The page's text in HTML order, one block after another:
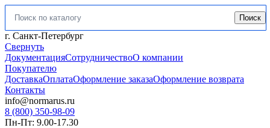
Искать: Поиск
г. Санкт-Петербург
Свернуть
ДокументацияСотрудничествоО компании
Покупателю
ДоставкаОплатаОформление заказаОформление возврата
Контакты
info@normarus.ru
8 (800) 350-98-09
Пн-Пт: 9.00-17.30